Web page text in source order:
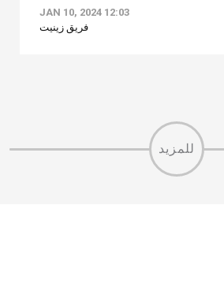
JAN 10, 2024 12:03
فريق زينيت
للمزيد